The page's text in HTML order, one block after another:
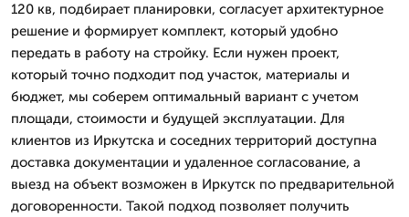
120 кв, подбирает планировки, согласует архитектурное
решение и формирует комплект, который удобно
передать в работу на стройку. Если нужен проект,
который точно подходит под участок, материалы и
бюджет, мы соберем оптимальный вариант с учетом
площади, стоимости и будущей эксплуатации. Для
клиентов из Иркутска и соседних территорий доступна
доставка документации и удаленное согласование, а
выезд на объект возможен в Иркутск по предварительной
договоренности. Такой подход позволяет получить